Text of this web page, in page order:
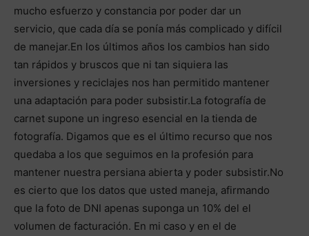
mucho esfuerzo y constancia por poder dar un
servicio, que cada día se ponía más complicado y difícil
de manejar.En los últimos años los cambios han sido
tan rápidos y bruscos que ni tan siquiera las
inversiones y reciclajes nos han permitido mantener
una adaptación para poder subsistir.La fotografía de
carnet supone un ingreso esencial en la tienda de
fotografía. Digamos que es el último recurso que nos
quedaba a los que seguimos en la profesión para
mantener nuestra persiana abierta y poder subsistir.No
es cierto que los datos que usted maneja, afirmando
que la foto de DNI apenas suponga un 10% del el
volumen de facturación. En mi caso y en el de